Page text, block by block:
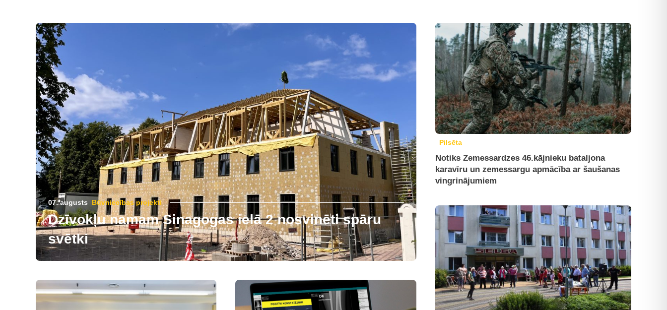
07. augusts Būvniecības projekti
Dzīvokļu namam Sinagogas ielā 2 nosvinēti spāru
svētki
Pilsēta
Notiks Zemessardzes 46.kājnieku bataljona
karavīru un zemessargu apmācība ar šaušanas
vingrinājumiem